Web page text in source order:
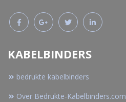
KABELBINDERS
bedrukte kabelbinders
Over Bedrukte-Kabelbinders.com